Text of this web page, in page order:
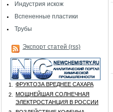
Индустрия искож
Вспененные пластики
Трубы
Экспорт статей (rss)
1.
ФРУКТОЗА ВРЕДНЕЕ САХАРА
2.
МОЩНЕЙШАЯ СОЛНЕЧНАЯ
ЭЛЕКТРОСТАНЦИЯ В РОССИИ